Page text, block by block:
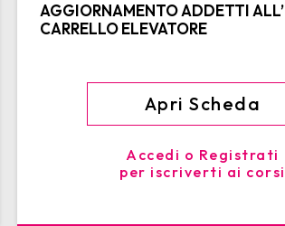
AGGIORNAMENTO ADDETTI
CARRELLO ELEVATORE
Apri Scheda
Accedi o Registrati
per iscriverti ai corsi